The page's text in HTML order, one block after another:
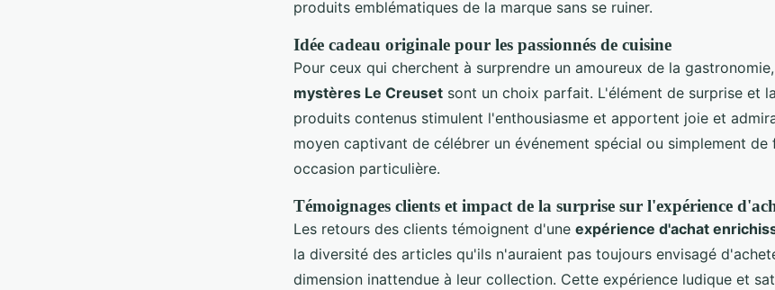
produits emblématiques de la marque sans se ruiner.
Idée cadeau originale pour les passionnés de cuisine
Pour ceux qui cherchent à surprendre un amoureux de la
mystères Le Creuset sont un choix parfait. L'élément de surprise et
produits contenus stimulent l'enthousiasme et apportent joie et
moyen captivant de célébrer un événement spécial ou simplement de
occasion particulière.
Témoignages clients et impact de la surprise sur l'expérience
Les retours des clients témoignent d'une expérience d'achat
la diversité des articles qu'ils n'auraient pas toujours envisagé
dimension inattendue à leur collection. Cette expérience ludique et